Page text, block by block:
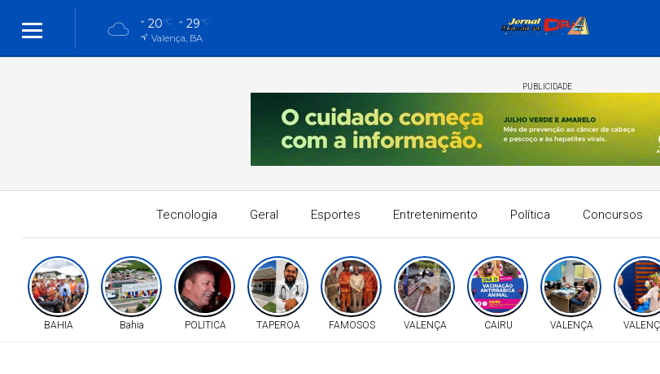
20°C 29°C
Valença, BA
PUBLICIDADE
Tecnologia Geral Esportes Entretenimento Política Concursos
BAHIA Bahia POLITICA TAPEROA FAMOSOS VALENÇA CAIRU VALENÇA